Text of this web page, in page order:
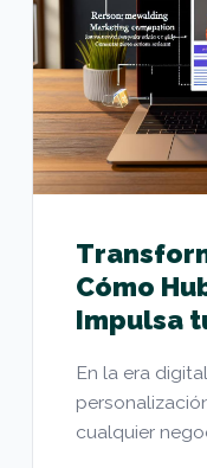
Cómo
Impulsa
En la era
cualquier